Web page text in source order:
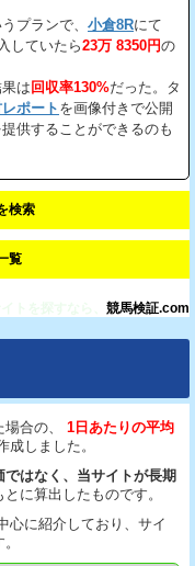
プランで、 小倉8Rにて
していたら23万 8350円の
は回収率130%だった。タ
ポート を画像付きで公開
供することができるのも
検索
覧
競馬検証.com
合の、
1日あたりの平均
成しました。
はなく、当サイトが長期
とに算出したものです。
心に紹介しており、サイ